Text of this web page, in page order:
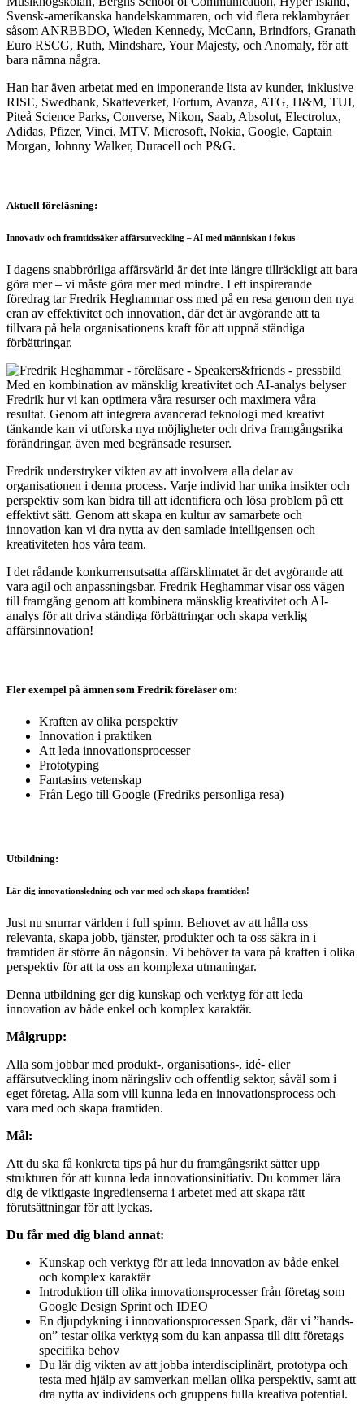
Svensk-amerikanska handelskammaren, och vid flera reklambyråer
såsom ANRBBDO, Wieden Kennedy, McCann, Brindfors, Granath
Euro RSCG, Ruth, Mindshare, Your Majesty, och Anomaly, för att
bara nämna några.
Han har även arbetat med en imponerande lista av kunder, inklusive
RISE, Swedbank, Skatteverket, Fortum, Avanza, ATG, H&M, TUI,
Piteå Science Parks, Converse, Nikon, Saab, Absolut, Electrolux,
Adidas, Pfizer, Vinci, MTV, Microsoft, Nokia, Google, Captain
Morgan, Johnny Walker, Duracell och P&G.
Aktuell föreläsning:
Innovativ och framtidssäker affärsutveckling – AI med människan i fokus
I dagens snabbrörliga affärsvärld är det inte längre tillräckligt att bara
göra mer – vi måste göra mer med mindre. I ett inspirerande
föredrag tar Fredrik Heghammar oss med på en resa genom den nya
eran av effektivitet och innovation, där det är avgörande att ta
tillvara på hela organisationens kraft för att uppnå ständiga
förbättringar.
Med en kombination av mänsklig kreativitet och AI-analys belyser
Fredrik hur vi kan optimera våra resurser och maximera våra
resultat. Genom att integrera avancerad teknologi med kreativt
tänkande kan vi utforska nya möjligheter och driva framgångsrika
förändringar, även med begränsade resurser.
Fredrik understryker vikten av att involvera alla delar av
organisationen i denna process. Varje individ har unika insikter och
perspektiv som kan bidra till att identifiera och lösa problem på ett
effektivt sätt. Genom att skapa en kultur av samarbete och
innovation kan vi dra nytta av den samlade intelligensen och
kreativiteten hos våra team.
I det rådande konkurrensutsatta affärsklimatet är det avgörande att
vara agil och anpassningsbar. Fredrik Heghammar visar oss vägen
till framgång genom att kombinera mänsklig kreativitet och AI-
analys för att driva ständiga förbättringar och skapa verklig
affärsinnovation!
Fler exempel på ämnen som Fredrik föreläser om:
Kraften av olika perspektiv
Innovation i praktiken
Att leda innovationsprocesser
Prototyping
Fantasins vetenskap
Från Lego till Google (Fredriks personliga resa)
Utbildning:
Lär dig innovationsledning och var med och skapa framtiden!
Just nu snurrar världen i full spinn. Behovet av att hålla oss
relevanta, skapa jobb, tjänster, produkter och ta oss säkra in i
framtiden är större än någonsin. Vi behöver ta vara på kraften i olika
perspektiv för att ta oss an komplexa utmaningar.
Denna utbildning ger dig kunskap och verktyg för att leda
innovation av både enkel och komplex karaktär.
Målgrupp:
Alla som jobbar med produkt-, organisations-, idé- eller
affärsutveckling inom näringsliv och offentlig sektor, såväl som i
eget företag. Alla som vill kunna leda en innovationsprocess och
vara med och skapa framtiden.
Mål:
Att du ska få konkreta tips på hur du framgångsrikt sätter upp
strukturen för att kunna leda innovationsinitiativ. Du kommer lära
dig de viktigaste ingredienserna i arbetet med att skapa rätt
förutsättningar för att lyckas.
Du får med dig bland annat:
Kunskap och verktyg för att leda innovation av både enkel
och komplex karaktär
Introduktion till olika innovationsprocesser från företag som
Google Design Sprint och IDEO
En djupdykning i innovationsprocessen Spark, där vi ”hands-
on” testar olika verktyg som du kan anpassa till ditt företags
specifika behov
Du lär dig vikten av att jobba interdisciplinärt, prototypa och
testa med hjälp av samverkan mellan olika perspektiv, samt att
dra nytta av individens och gruppens fulla kreativa potential.